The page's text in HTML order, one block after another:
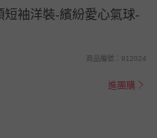
短袖洋裝-繽紛愛心氣球-
商品編號：912024
進團購